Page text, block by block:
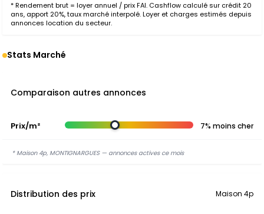
* Rendement brut = loyer annuel / prix FAI. Cashflow calculé sur crédit 20
ans, apport 20%, taux marché interpolé. Loyer et charges estimés depuis
annonces location du secteur.
Stats Marché
Comparaison autres annonces
Prix/m² 7% moins cher
* Maison 4p, MONTIGNARGUES — annonces actives ce mois
Distribution des prix Maison 4p